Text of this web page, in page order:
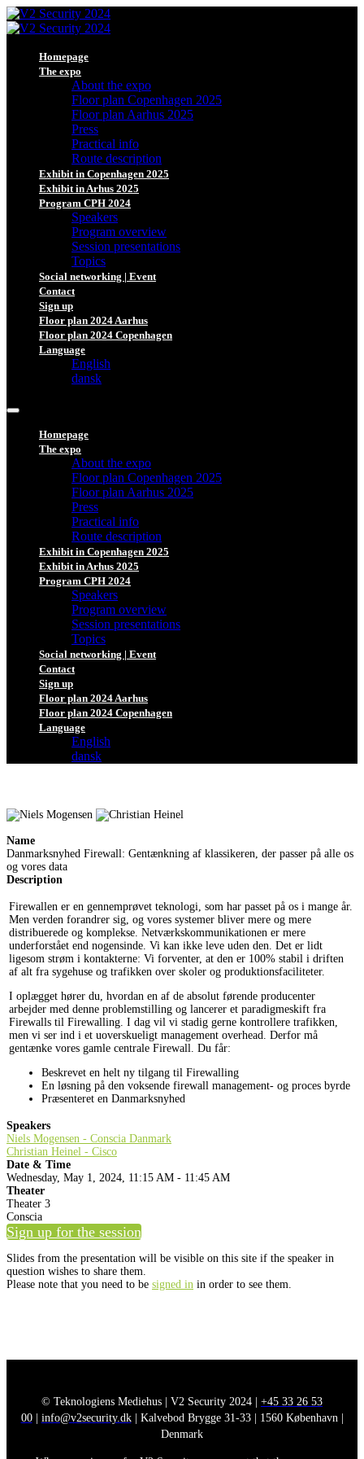
Homepage
The expo
About the expo
Floor plan Copenhagen 2025
Floor plan Aarhus 2025
Press
Practical info
Route description
Exhibit in Copenhagen 2025
Exhibit in Arhus 2025
Program CPH 2024
Speakers
Program overview
Session presentations
Topics
Social networking | Event
Contact
Sign up
Floor plan 2024 Aarhus
Floor plan 2024 Copenhagen
Language
English
dansk
Homepage
The expo
About the expo
Floor plan Copenhagen 2025
Floor plan Aarhus 2025
Press
Practical info
Route description
Exhibit in Copenhagen 2025
Exhibit in Arhus 2025
Program CPH 2024
Speakers
Program overview
Session presentations
Topics
Social networking | Event
Contact
Sign up
Floor plan 2024 Aarhus
Floor plan 2024 Copenhagen
Language
English
dansk
Name
Danmarksnyhed Firewall: Gentænkning af klassikeren, der passer på alle os
og vores data
Description
Firewallen er en gennemprøvet teknologi, som har passet på os i mange år.
Men verden forandrer sig, og vores systemer bliver mere og mere
distribuerede og komplekse. Netværkskommunikationen er mere
underforstået end nogensinde. Vi kan ikke leve uden den. Det er lidt
ligesom strøm i kontakterne: Vi forventer, at den er 100% stabil i driften
af alt fra sygehuse og trafikken over skoler og produktionsfaciliteter.
I oplægget hører du, hvordan en af de absolut førende producenter
arbejder med denne problemstilling og lancerer et paradigmeskift fra
Firewalls til Firewalling. I dag vil vi stadig gerne kontrollere trafikken,
men vi ser ind i et uoverskueligt management overhead. Derfor må
gentænke vores gamle centrale Firewall. Du får:
Beskrevet en helt ny tilgang til Firewalling
En løsning på den voksende firewall management- og proces byrde
Præsenteret en Danmarksnyhed
Speakers
Niels Mogensen - Conscia Danmark
Christian Heinel - Cisco
Date & Time
Wednesday, May 1, 2024, 11:15 AM - 11:45 AM
Theater
Theater 3
Conscia
Sign up for the session
Slides from the presentation will be visible on this site if the speaker in
question wishes to share them.
Please note that you need to be signed in in order to see them.
© Teknologiens Mediehus | V2 Security 2024 | +45 33 26 53
00| info@v2security.dk| Kalvebod Brygge 31-33 | 1560 København |
Denmark